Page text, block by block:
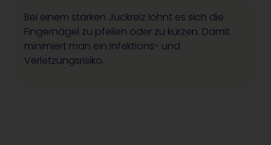
Bei einem starken Juckreiz lohnt es sich die
Fingernägel zu pfeilen oder zu kürzen. Damit
minimiert man ein Infektions- und
Verletzungsrisiko.